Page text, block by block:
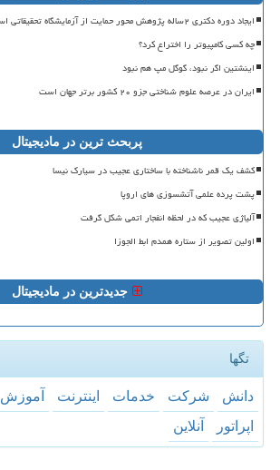
ایجاد دوره دکتری ۲ساله پژوهش محور حمایت از آزمایشگاه تحقیقاتی اساتید
چه کسی کامپیوتر را اختراع کرد؟
اینشتین اگر نبود، گوگل مپ هم نبود
ایران در عرصه علوم شناختی جزو ۲۰ کشور برتر جهان است
پربحث ترین در مادیجیتال
کشف یک قمر ناشناخته با ساختاری عجیب در سیارک نیسا
پشت پرده علمی آتشسوزی های اروپا
آلیاژی عجیب که در لحظه انفجار اتمی شکل گرفت
اولین تصویر از ستاره همدم ابط الجوزا
جدیدترین در مادیجیتال
تگها
دانش شركت خدمات اینترنت آموزش
اپراتور
آنلاین